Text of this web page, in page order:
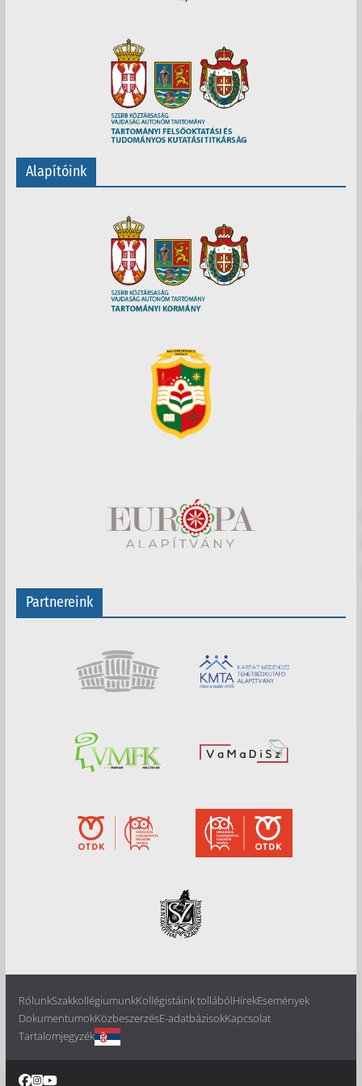
Alapítóink
Partnereink
RólunkSzakkollégiumunkKollégistáink tollábólHírekEsemények
DokumentumokKözbeszerzésE-adatbázisokKapcsolat
Tartalomjegyzék